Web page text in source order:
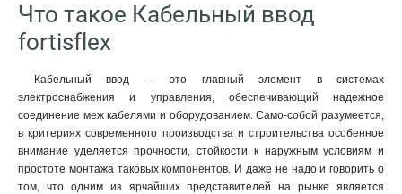
Что такое Кабельный ввод
fortisflex
Кабельный ввод — это главный элемент в системах
электроснабжения и управления, обеспечивающий надежное
соединение меж кабелями и оборудованием. Само-собой разумеется,
в критериях современного производства и строительства особенное
внимание уделяется прочности, стойкости к наружным условиям и
простоте монтажа таковых компонентов. И даже не надо и говорить о
том, что одним из ярчайших представителей на рынке является